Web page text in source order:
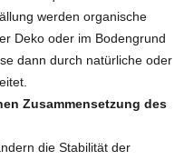
werden organische
Deko oder im Bodengrund
dann durch natürliche oder
Zusammensetzung des
die Stabilität der